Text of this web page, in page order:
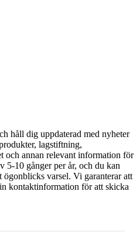
håll dig uppdaterad med nyheter
lagstiftning,
och annan relevant information för
5-10 gånger per år, och du kan
ögonblicks varsel. Vi garanterar att
kontaktinformation för att skicka